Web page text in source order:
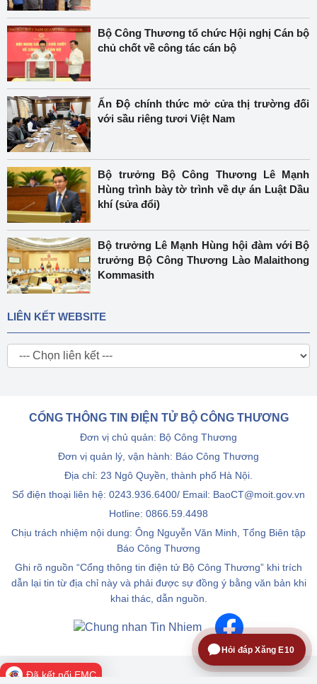
Bộ Công Thương tổ chức Hội nghị Cán bộ
chủ chốt về công tác cán bộ
Ấn Độ chính thức mở cửa thị trường đối
với sầu riêng tươi Việt Nam
Bộ trưởng Bộ Công Thương Lê Mạnh
Hùng trình bày tờ trình về dự án Luật Dầu
khí (sửa đổi)
Bộ trưởng Lê Mạnh Hùng hội đàm với Bộ
trưởng Bộ Công Thương Lào Malaithong
Kommasith
LIÊN KẾT WEBSITE
CỔNG THÔNG TIN ĐIỆN TỬ BỘ CÔNG THƯƠNG
Đơn vị chủ quản: Bộ Công Thương
Đơn vị quản lý, vận hành: Báo Công Thương
Địa chỉ: 23 Ngô Quyền, thành phố Hà Nội.
Số điện thoại liên hệ: 0243.936.6400/ Email: BaoCT@moit.gov.vn
Hotline: 0866.59.4498
Chịu trách nhiệm nội dung: Ông Nguyễn Văn Minh, Tổng Biên tập
Báo Công Thương
Ghi rõ nguồn “Cổng thông tin điện tử Bộ Công Thương” khi trích
dẫn lại tin từ địa chỉ này và phải được sự đồng ý bằng văn bản khi
khai thác, dẫn nguồn.
Hỏi đáp Xăng E10
Đã kết nối EMC